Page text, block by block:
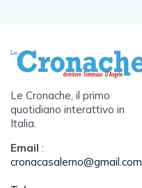
Le Cronache, il primo
quotidiano interattivo in
Italia.
Email :
cronacasalerno@gmail.com